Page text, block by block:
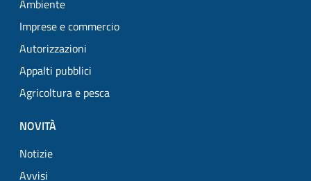
Ambiente
Imprese e commercio
Autorizzazioni
Appalti pubblici
Agricoltura e pesca
NOVITÀ
Notizie
Avvisi